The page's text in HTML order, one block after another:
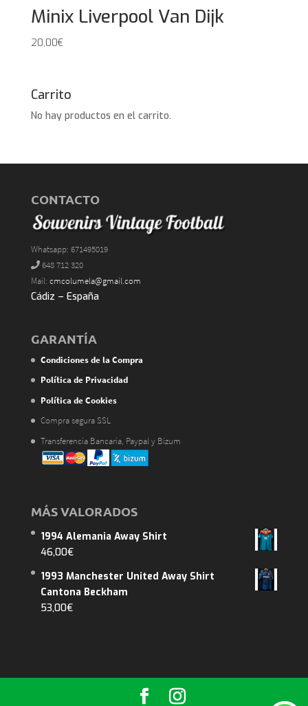
Minix Liverpool Van Dijk
20,00€
Carrito
No hay productos en el carrito.
CONTACTO
Whatsapp: 671495019
648 712 320
Mail: cmcolumela@gmail.com
Cádiz – España
GARANTÍA
Condiciones de la Compra
Política de Privacidad
Política de Cookies
Compra segura SSL
Transferencia Bancaria, Paypal y Bizum
MÁS VALORADOS
1994 Alemania Away Shirt
46,00€
1993 Manchester United Away Shirt
Cantona Beckham
53,00€